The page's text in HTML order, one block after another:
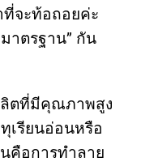
ที่จะท้อถอยค่ะ
าตรฐาน” กัน
ลิตที่มีคุณภาพสูง
เรียนอ่อนหรือ
คือการทำลาย